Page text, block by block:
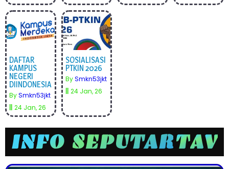
DAFTAR
KAMPUS
NEGERI
DIINDONESIA
BySmkn53jkt
24 Jan, 26
SOSIALISASI
PTKIN 2026
BySmkn53jkt
24 Jan, 26
INFO SEPUTARTAV